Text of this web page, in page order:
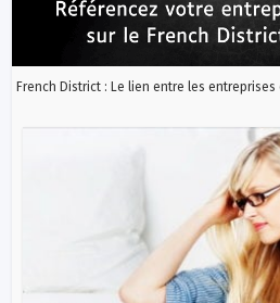
French District : Le lien entre les